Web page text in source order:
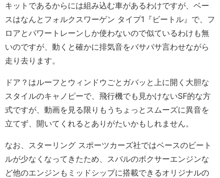
キットであるからには組み込む車があるわけですが、ベー
スはなんとフォルクスワーゲン タイプ1『ビートル』で、フ
ロアとパワートレーンしか使わないので似ているわけも無
いのですが、動くと確かに排気音をバサバサ言わせながら
走り去ります。
ドア？はルーフとウィンドウごとガバッと上に開く大胆な
スタイルのキャノピーで、飛行機でも見かけないSF的な方
式ですが、動画を見る限りもうちょっとスムーズに異音を
立てず、開いてくれるとありがたいかもしれません。
なお、スターリング スポーツカーズ社ではベースのビート
ルが少なくなってきたため、スバルのボクサーエンジンな
ど他のエンジンもミッドシップに搭載できるオリジナルの